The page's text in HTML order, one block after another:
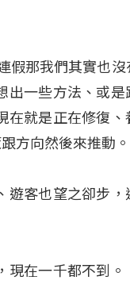
假那我們其實也沒
一些方法、或是
在就是正在修復、
方向然後來推動。
遊客也望之卻步，
現在一千都不到。